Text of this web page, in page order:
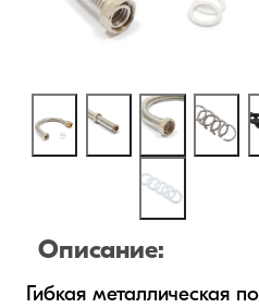
Описание:
Гибкая металлическая